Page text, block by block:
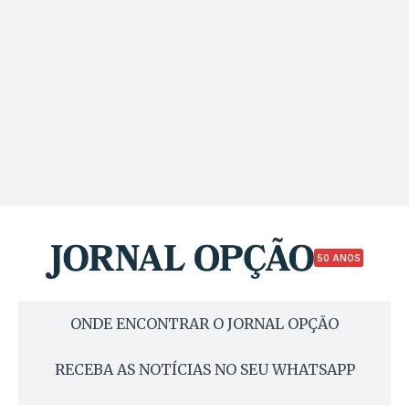
50 ANOS
ONDE ENCONTRAR O JORNAL OPÇÃO
RECEBA AS NOTÍCIAS NO SEU WHATSAPP